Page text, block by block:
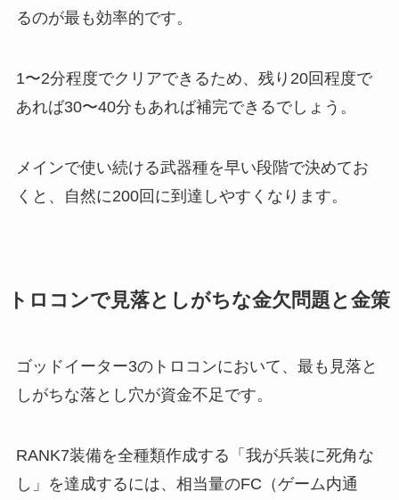
るのが最も効率的です。
1〜2分程度でクリアできるため、残り20回程度で
あれば30〜40分もあれば補完できるでしょう。
メインで使い続ける武器種を早い段階で決めてお
くと、自然に200回に到達しやすくなります。
トロコンで見落としがちな金欠問題と金策
ゴッドイーター3のトロコンにおいて、最も見落と
しがちな落とし穴が資金不足です。
RANK7装備を全種類作成する「我が兵装に死角な
し」を達成するには、相当量のFC（ゲーム内通